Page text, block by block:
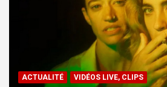
ACTUALITÉ VIDÉOS LIVE, CLIPS